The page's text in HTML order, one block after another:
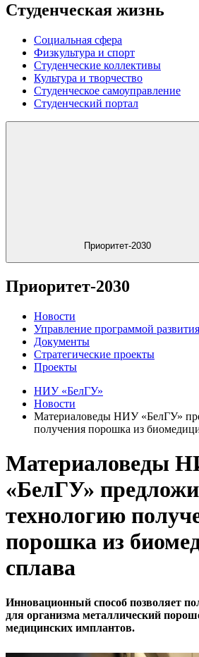
Студенческая жизнь
Социальная сфера
Физкультура и спорт
Студенческие коллективы
Культура и творчество
Студенческое самоуправление
Студенческий портал
Приоритет-2030
Приоритет-2030
Новости
Управление программой развития
Документы
Стратегические проекты
Проекты
НИУ «БелГУ»
Новости
Материаловеды НИУ «БелГУ»
получения порошка из
Материаловеды
«БелГУ»
технологию
порошка из
сплава
Инновационный способ позволяет
для организма металлический
медицинских имплантов.